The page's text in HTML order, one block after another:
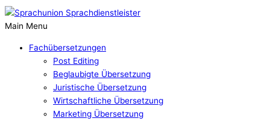
Main Menu
Fachübersetzungen
Post Editing
Beglaubigte Übersetzung
Juristische Übersetzung
Wirtschaftliche Übersetzung
Marketing Übersetzung